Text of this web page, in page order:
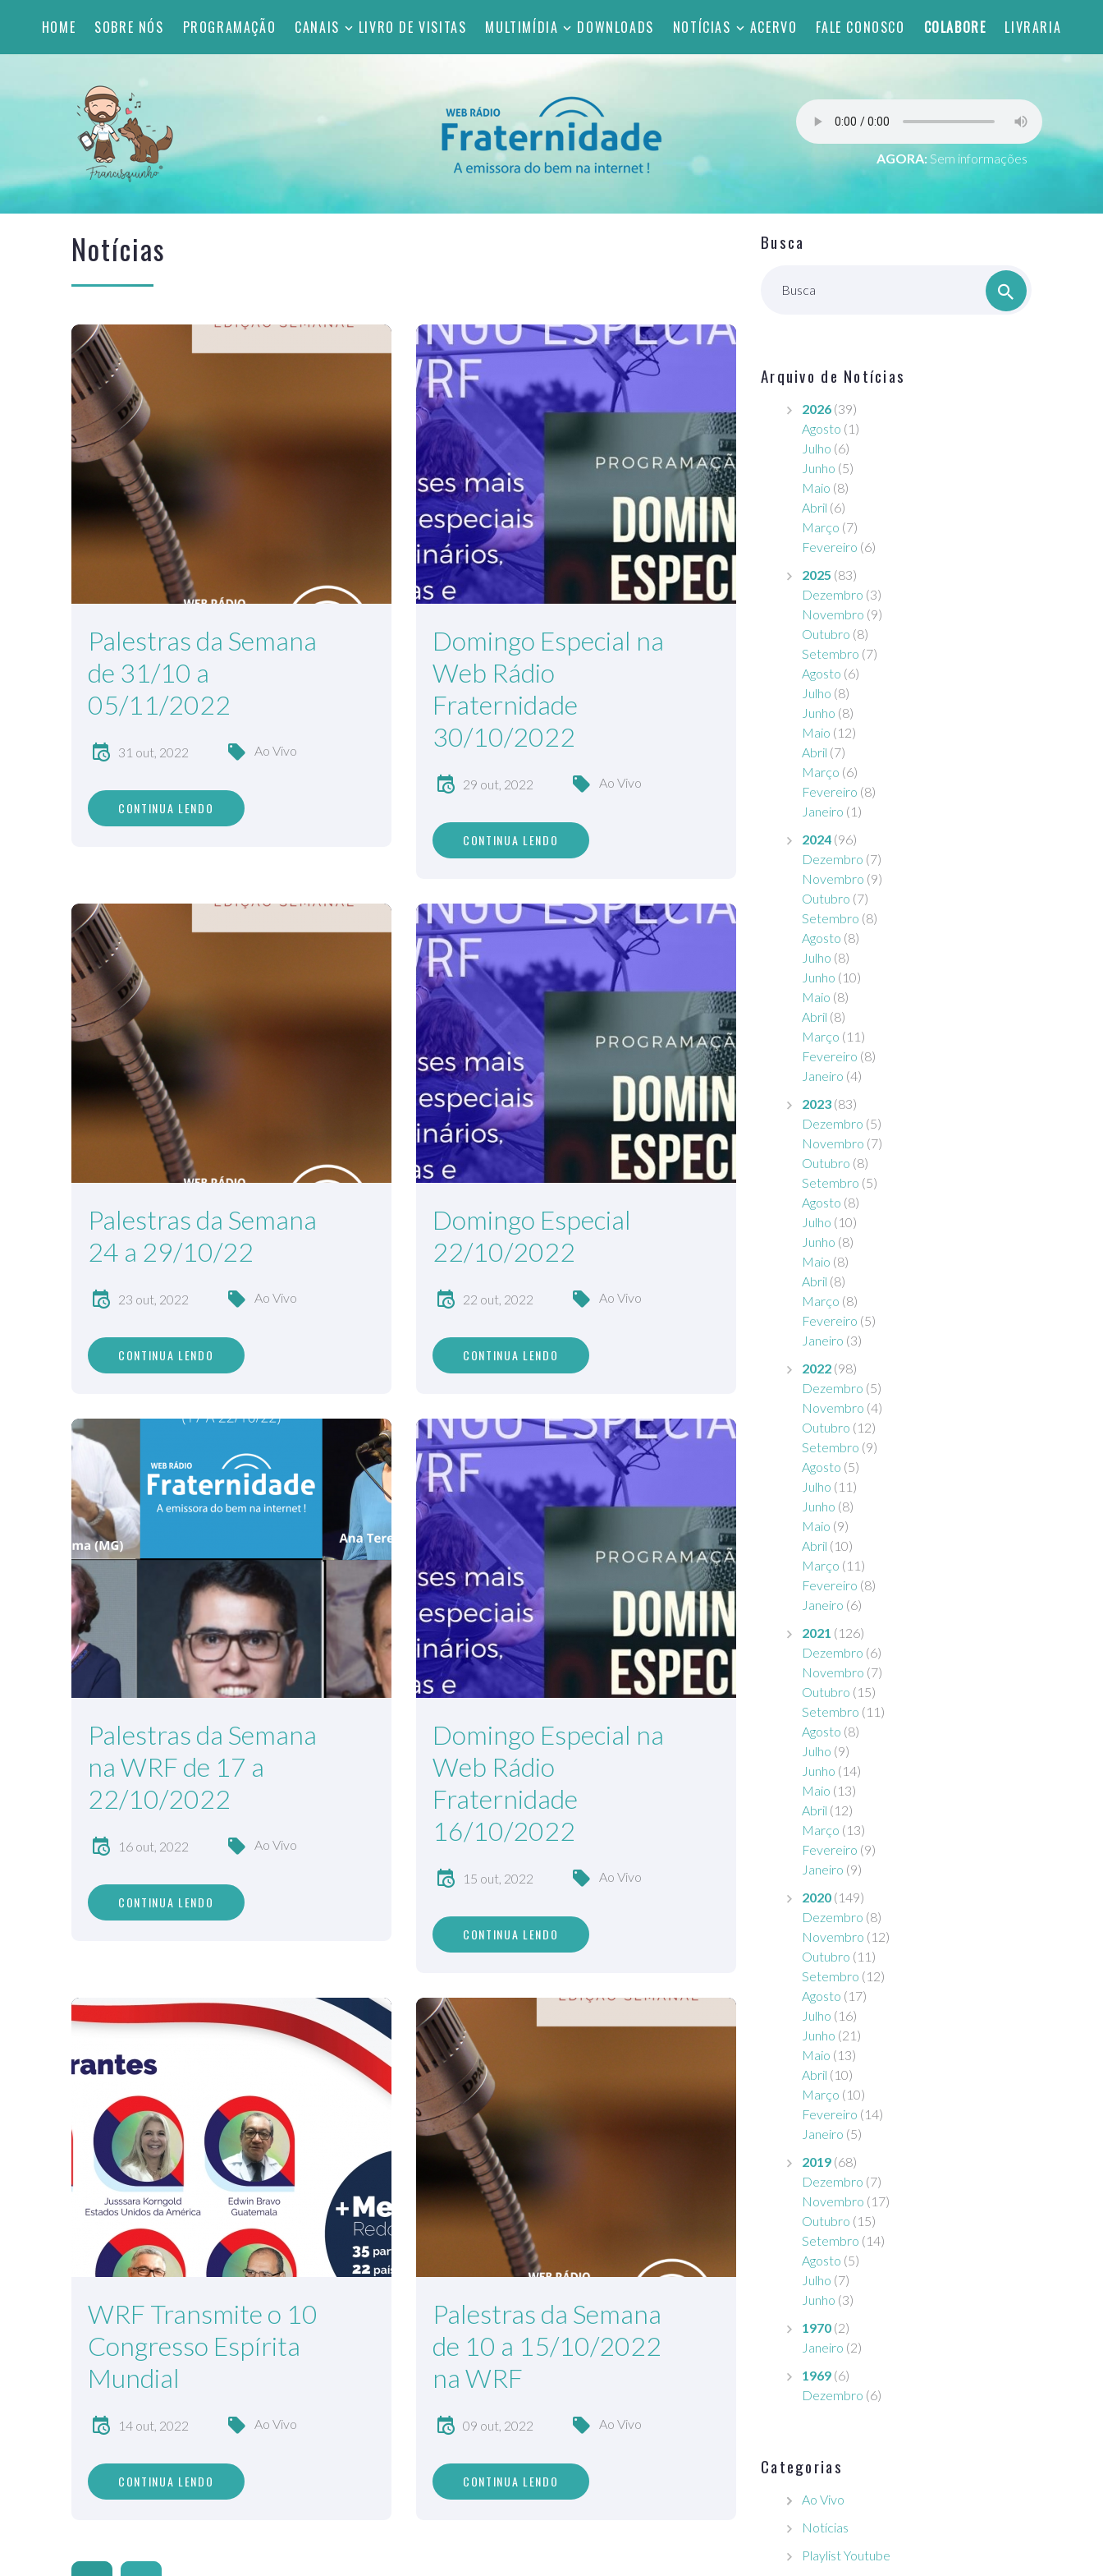
HOME SOBRE NÓS PROGRAMAÇÃO CANAIS LIVRO DE VISITAS MULTIMÍDIA DOWNLOADS NOTÍCIAS ACERVO FALE CONOSCO COLABORE LIVRARIA
AGORA: Sem informações
Notícias
Palestras da Semana
de 31/10 a
05/11/2022
31 out, 2022 Ao Vivo
CONTINUA LENDO
Domingo Especial na
Web Rádio
Fraternidade
30/10/2022
29 out, 2022 Ao Vivo
CONTINUA LENDO
Palestras da Semana
24 a 29/10/22
23 out, 2022 Ao Vivo
CONTINUA LENDO
Domingo Especial
22/10/2022
22 out, 2022 Ao Vivo
CONTINUA LENDO
Palestras da Semana
na WRF de 17 a
22/10/2022
16 out, 2022 Ao Vivo
CONTINUA LENDO
Domingo Especial na
Web Rádio
Fraternidade
16/10/2022
15 out, 2022 Ao Vivo
CONTINUA LENDO
WRF Transmite o 10
Congresso Espírita
Mundial
14 out, 2022 Ao Vivo
CONTINUA LENDO
Palestras da Semana
de 10 a 15/10/2022
na WRF
09 out, 2022 Ao Vivo
CONTINUA LENDO
Busca
Busca
Arquivo de Notícias
2026 (39)
Agosto (1)
Julho (6)
Junho (5)
Maio (8)
Abril (6)
Março (7)
Fevereiro (6)
2025 (83)
Dezembro (3)
Novembro (9)
Outubro (8)
Setembro (7)
Agosto (6)
Julho (8)
Junho (8)
Maio (12)
Abril (7)
Março (6)
Fevereiro (8)
Janeiro (1)
2024 (96)
Dezembro (7)
Novembro (9)
Outubro (7)
Setembro (8)
Agosto (8)
Julho (8)
Junho (10)
Maio (8)
Abril (8)
Março (11)
Fevereiro (8)
Janeiro (4)
2023 (83)
Dezembro (5)
Novembro (7)
Outubro (8)
Setembro (5)
Agosto (8)
Julho (10)
Junho (8)
Maio (8)
Abril (8)
Março (8)
Fevereiro (5)
Janeiro (3)
2022 (98)
Dezembro (5)
Novembro (4)
Outubro (12)
Setembro (9)
Agosto (5)
Julho (11)
Junho (8)
Maio (9)
Abril (10)
Março (11)
Fevereiro (8)
Janeiro (6)
2021 (126)
Dezembro (6)
Novembro (7)
Outubro (15)
Setembro (11)
Agosto (8)
Julho (9)
Junho (14)
Maio (13)
Abril (12)
Março (13)
Fevereiro (9)
Janeiro (9)
2020 (149)
Dezembro (8)
Novembro (12)
Outubro (11)
Setembro (12)
Agosto (17)
Julho (16)
Junho (21)
Maio (13)
Abril (10)
Março (10)
Fevereiro (14)
Janeiro (5)
2019 (68)
Dezembro (7)
Novembro (17)
Outubro (15)
Setembro (14)
Agosto (5)
Julho (7)
Junho (3)
1970 (2)
Janeiro (2)
1969 (6)
Dezembro (6)
Categorias
Ao Vivo
Notícias
Playlist Youtube